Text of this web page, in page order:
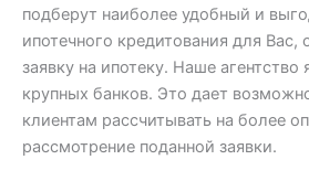
подберут наиболее удобный и
ипотечного кредитования для Вас,
заявку на ипотеку. Наше агентство
крупных банков. Это дает
клиентам рассчитывать на более
рассмотрение поданной заявки.